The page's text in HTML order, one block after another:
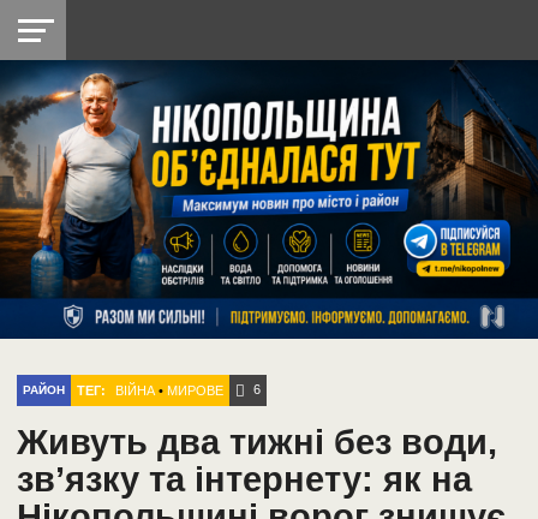
НІКОПОЛЬ
РАЙОН
СІЧЕСЛАВСЬКА
УКРАЇНА
РЕТРО
НІКОПОЛЬ
ЛАЙТ
УКРАЇНА
ДОПОМОГА
РАДІО
РАЙОН ТЕГ: ВІЙНА •МИРОВЕ 6
Живуть два тижні без води,
зв’язку та інтернету: як на